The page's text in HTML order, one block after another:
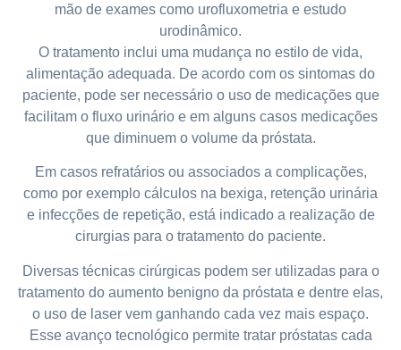
mão de exames como urofluxometria e estudo
urodinâmico.
O tratamento inclui uma mudança no estilo de vida,
alimentação adequada. De acordo com os sintomas do
paciente, pode ser necessário o uso de medicações que
facilitam o fluxo urinário e em alguns casos medicações
que diminuem o volume da próstata.
Em casos refratários ou associados a complicações,
como por exemplo cálculos na bexiga, retenção urinária
e infecções de repetição, está indicado a realização de
cirurgias para o tratamento do paciente.
Diversas técnicas cirúrgicas podem ser utilizadas para o
tratamento do aumento benigno da próstata e dentre elas,
o uso de laser vem ganhando cada vez mais espaço.
Esse avanço tecnológico permite tratar próstatas cada